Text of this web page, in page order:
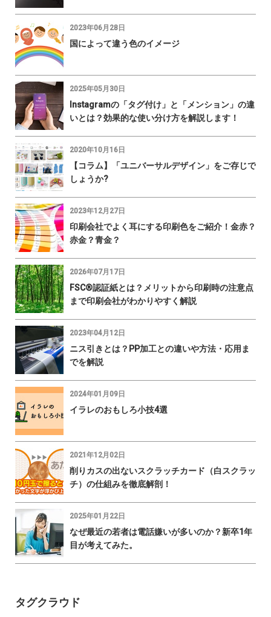
2023年06月28日
国によって違う色のイメージ
2025年05月30日
Instagramの「タグ付け」と「メンション」の違
いとは？効果的な使い分け方を解説します！
2020年10月16日
【コラム】「ユニバーサルデザイン」をご存じで
しょうか?
2023年12月27日
印刷会社でよく耳にする印刷色をご紹介！金赤？
赤金？青金？
2026年07月17日
FSC®認証紙とは？メリットから印刷時の注意点
まで印刷会社がわかりやすく解説
2023年04月12日
ニス引きとは？PP加工との違いや方法・応用ま
でを解説
2024年01月09日
イラレのおもしろ小技4選
2021年12月02日
削りカスの出ないスクラッチカード（白スクラッ
チ）の仕組みを徹底解剖！
2025年01月22日
なぜ最近の若者は電話嫌いが多いのか？新卒1年
目が考えてみた。
タグクラウド